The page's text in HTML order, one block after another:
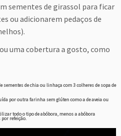
sementes de girassol para ficar
ou adicionarem pedaços de
uma cobertura a gosto, como
sementes de chia ou linhaça com 3 colheres de sopa de
por outra farinha sem glúten como a de aveia ou
todo o tipo de abóbora, menos a abóbora
refeição.